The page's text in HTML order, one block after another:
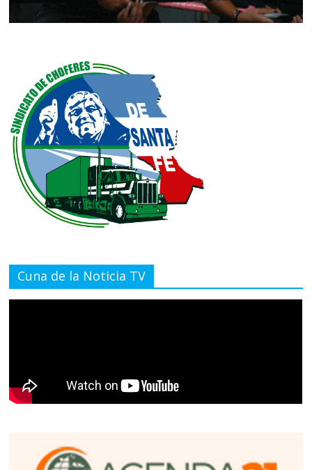
Cuna de la Noticia TV